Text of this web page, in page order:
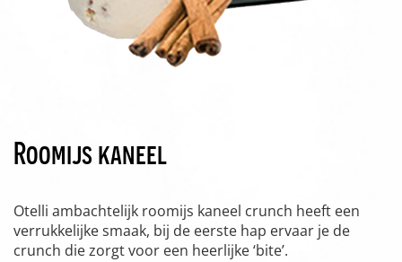
Roomijs kaneel
Otelli ambachtelijk roomijs kaneel crunch heeft een
verrukkelijke smaak, bij de eerste hap ervaar je de
crunch die zorgt voor een heerlijke ‘bite’.